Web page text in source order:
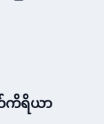
ကိရိယာ